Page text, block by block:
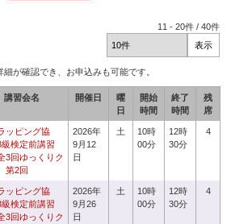
11 -20件 /40件
が確認でき、お申込みも可能です。
講習会名 開催日
曜
日
開始
時間
終了
時間
残
席
ッピング協
検定前講習
回ゆっくりク
第2回
2026年
9月12
日
土
10時
00分
12時
30分
4
ッピング協
検定前講習
回ゆっくりク
2026年
9月26
日
土
10時
00分
12時
30分
4